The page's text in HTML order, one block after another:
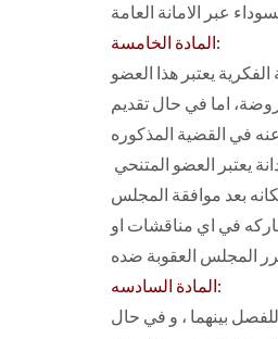
المادة الخامسة:
يعتبر هذا العضو
اما في حال تقديم
في اي مناقشات او
المادة السادسه:
بينهما ، و في حال